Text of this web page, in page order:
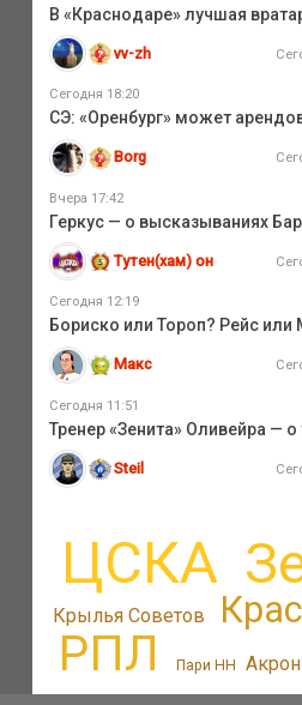
В «Краснодаре» лучшая
vv-zh
Сегодня 18:20
СЭ: «Оренбург» может
Borg
Вчера 17:42
Геркус — о высказываниях
Тутен(хам) он
Сегодня 12:19
Бориско или Тороп? Рейс
Макс
Сегодня 11:51
Тренер «Зенита» Оливейра —
Steil
ЦСКА
Крылья Советов
РПЛ Пари НН Акрон